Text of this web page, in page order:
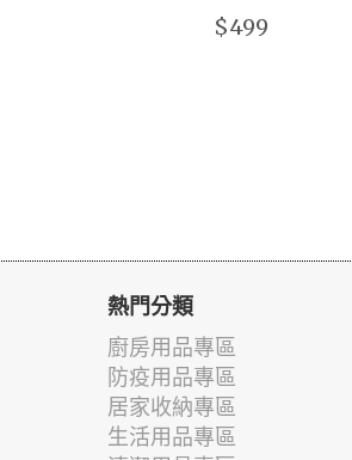
$499
熱門分類
廚房用品專區
防疫用品專區
居家收納專區
生活用品專區